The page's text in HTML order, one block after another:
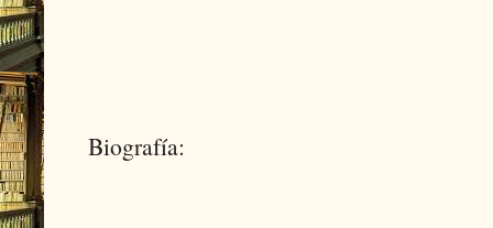
Biografía: